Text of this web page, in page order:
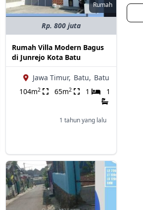
Rumah
Rp. 800 juta
Rumah Villa Modern Bagus
di Junrejo Kota Batu
Jawa Timur, Batu, Batu
104m2 65m2 1 1
1 tahun yang lalu